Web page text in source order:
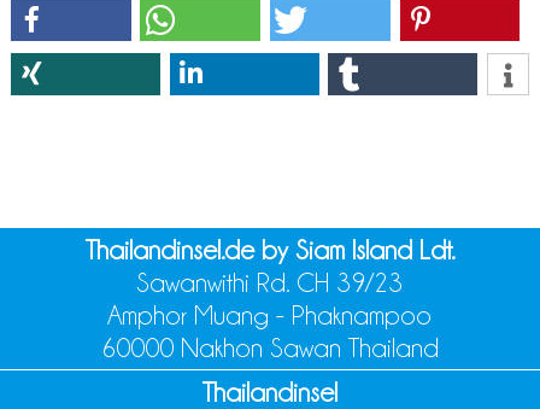
Thailandinsel.de by Siam Island Ldt.
Sawanwithi Rd. CH 39/23
Amphor Muang - Phaknampoo
60000 Nakhon Sawan Thailand
Thailandinsel